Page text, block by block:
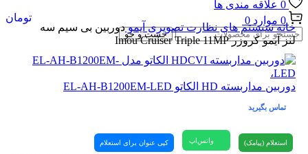
0 علاقه مندی ها
0 موارد 0 تومان
جست و جو
خانهسیستم های نظارت تصویریآیمودوربین بی سیم سه
لنز آیمو کروزر Imou Cruiser Triple 11MP
دوربین مداربسته HD الکاتو EL-AH-B1200EM-LED
تماس بگیرید
استعلام (پیامک) واتس‌اپ کپی عنوان برای استعلام